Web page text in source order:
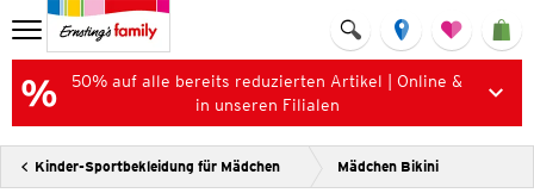
50% auf alle bereits reduzierten Artikel | Online &
in unseren Filialen
Kinder-Sportbekleidung für Mädchen Mädchen Bikini